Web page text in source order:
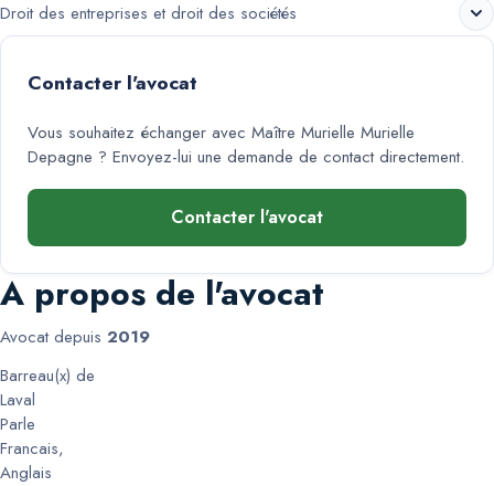
Droit des entreprises et droit des sociétés
Contacter l'avocat
Vous souhaitez échanger avec Maître Murielle Murielle
Depagne ? Envoyez-lui une demande de contact directement.
Contacter l'avocat
A propos de l'avocat
Avocat depuis 2019
Barreau(x) de
Laval
Parle
Francais,
Anglais